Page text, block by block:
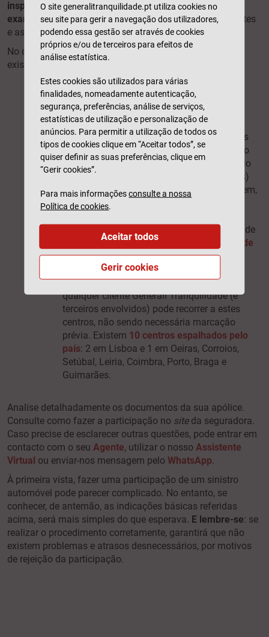
inspecionar o automóvel, analisar a ocorrência e
examinar os elementosde prova dos prejuízos resultantes
e as coberturas do seu seguro.
No caso de ser necessária uma reparação ao veículo,
existem três locais onde pode fazê-lo:
reparação em oficinas particulares
espaços que não dispõem de protocolos
negociados pela Generali Tranquilidade;
reparação em oficinas recomendadas
– as
oficinas recomendadas trazem um conjunto
de vantagens aos clientes, tais como veículo
de cortesia (sujeito a condições específicas)
entregue na própria oficina, reboque, lavagem,
aspiração, verificação de luzes e níveis de
rapidez na reparação e também a garantia de
reparação. Descubra qual
a mais próxima de
si;
reparação em centros de peritagens
qualquer cliente Generali Tranquilidade (e
terceiros envolvidos) pode recorrer a estes
centros, não sendo necessária marcação
prévia. Existem 10 centros espalhados pelo
país: 2 em Lisboa e 1 em Oeiras, Corroios,
Setúbal, Leiria, Coimbra, Porto, Braga e
Guimarães.
Analise detalhadamente os documentos da sua apólice.
Consulte como fazer a participação no site da seguradora.
Caso precise de esclarecer outras questões, pode entrar em
contacto com o seu Agente, utilizar o nosso Assistente
Virtual ou enviar-nos mensagem pelo WhatsApp.
À primeira vista, fazer uma participação de um sinistro
automóvel pode parecer complicado. No entanto, se
conhecer, de antemão, as indicações básicas referidas
acima, será mais simples do que esperava. E lembre-se: se
realizar o procedimento corretamente, garantirá que não
existem problemas e atrasos desnecessários, por motivos
de rejeição da participação.
O site generalitranquilidade.pt utiliza cookies no
seu site para gerir a navegação dos utilizadores,
podendo essa gestão ser através de cookies
próprios e/ou de terceiros para efeitos de
análise estatística.
Estes cookies são utilizados para várias
finalidades, nomeadamente autenticação,
segurança, preferências, análise de serviços,
estatísticas de utilização e personalização de
anúncios. Para permitir a utilização de todos os
tipos de cookies clique em “Aceitar todos”, se
quiser definir as suas preferências, clique em
“Gerir cookies”.
Para mais informaçõesconsulte a nossa
Política de cookies.
Gerir cookies
Aceitar todos